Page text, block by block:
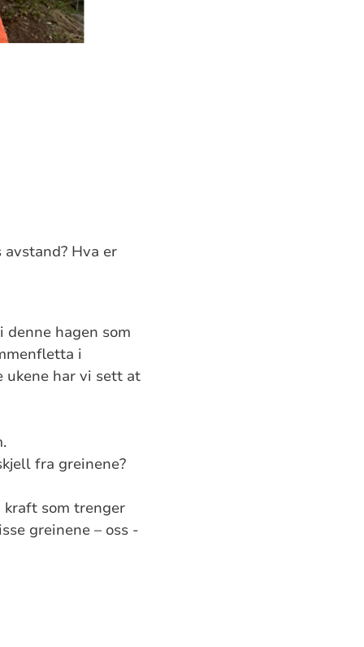
Hva er
denne hagen som
i
ukene har vi sett at
fra greinene?
kraft som trenger
greinene – oss -